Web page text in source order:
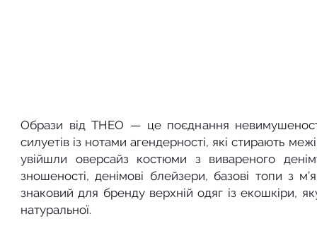
Образи від THEO — це поєднання
силуетів із нотами агендерності, які стирають
увійшли оверсайз костюми з вивареного
зношеності, денімові блейзери, базові топи з
знаковий для бренду верхній одяг із екошкіри,
натуральної.